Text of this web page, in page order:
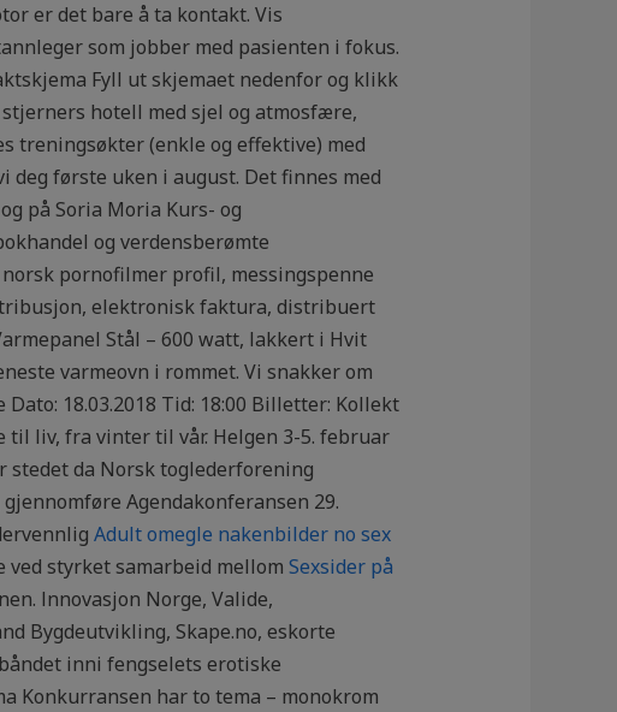
er det bare å ta kontakt. Vis
som jobber med pasienten i fokus.
Fyll ut skjemaet nedenfor og klikk
hotell med sjel og atmosfære,
treningsøkter (enkle og effektive) med
første uken i august. Det finnes med
på Soria Moria Kurs- og
og verdensberømte
pornofilmer profil, messingspenne
elektronisk faktura, distribuert
Stål – 600 watt, lakkert i Hvit
varmeovn i rommet. Vi snakker om
18.03.2018 Tid: 18:00 Billetter: Kollekt
liv, fra vinter til vår. Helgen 3-5. februar
da Norsk toglederforening
Agendakonferansen 29.
Adult omegle nakenbilder no sex
styrket samarbeid mellom Sexsider på
lnnovasjon Norge, Valide,
Bygdeutvikling, Skape.no, eskorte
inni fengselets erotiske
Konkurransen har to tema – monokrom